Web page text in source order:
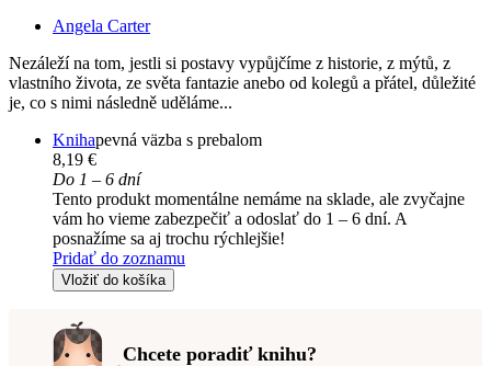
Angela Carter
Nezáleží na tom, jestli si postavy vypůjčíme z historie, z mýtů, z
vlastního života, ze světa fantazie anebo od kolegů a přátel, důležité
je, co s nimi následně uděláme...
Knihapevná väzba s prebalom
8,19 €
Do 1 – 6 dní
Tento produkt momentálne nemáme na sklade, ale zvyčajne
vám ho vieme zabezpečiť a odoslať do 1 – 6 dní. A
posnažíme sa aj trochu rýchlejšie!
Pridať do zoznamu
Vložiť do košíka
Chcete poradiť knihu?